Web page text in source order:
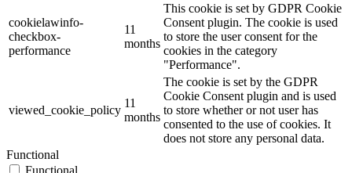
cookielawinfo-
checkbox-
performance
11
months
This cookie is set by GDPR Cookie
Consent plugin. The cookie is used
to store the user consent for the
cookies in the category
"Performance".
viewed_cookie_policy
11
months
The cookie is set by the GDPR
Cookie Consent plugin and is used
to store whether or not user has
consented to the use of cookies. It
does not store any personal data.
Functional
Functional